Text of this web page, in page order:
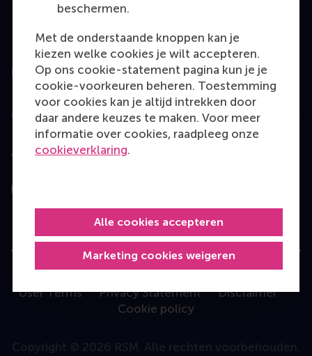
beschermen.
Met de onderstaande knoppen kan je
kiezen welke cookies je wilt accepteren.
Op ons cookie-statement pagina kun je je
cookie-voorkeuren beheren. Toestemming
voor cookies kan je altijd intrekken door
daar andere keuzes te maken. Voor meer
informatie over cookies, raadpleeg onze
cookieverklaring.
Marketing cookies weigeren
Alle cookies accepteren
Executive Education
Programme finder
Information for
Contact
Volg ons
User Terms Privacy Statement
Disclaimer
Cookie policy